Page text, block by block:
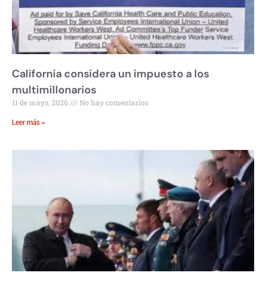
California considera un impuesto a los
multimillonarios
11 de mayo, 2026 No hay comentarios
Leer más »